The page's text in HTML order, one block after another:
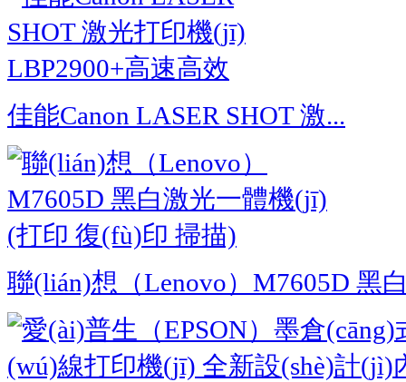
佳能Canon LASER SHOT 激...
聯(lián)想（Lenovo）M7605D 黑